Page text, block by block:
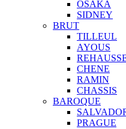
OSAKA
SIDNEY
BRUT
TILLEUL
AYOUS
CHENE
RAMIN
CHASSIS
BAROQUE
PRAGUE